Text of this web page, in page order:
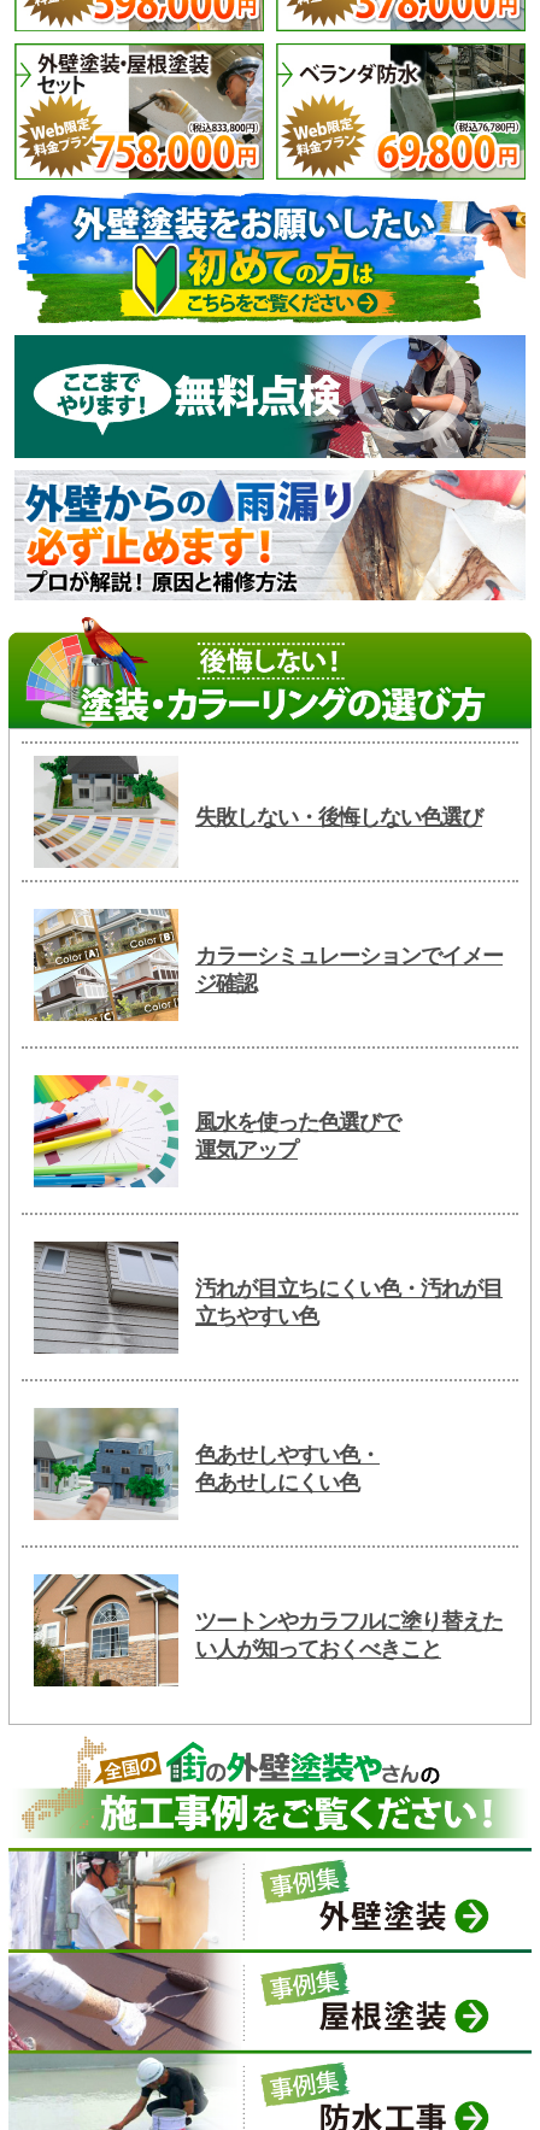
失敗しない・後悔しない色選び
カラーシミュレーションでイメー
ジ確認
風水を使った色選びで
運気アップ
汚れが目立ちにくい色・汚れが目
立ちやすい色
色あせしやすい色・
色あせしにくい色
ツートンやカラフルに塗り替えた
い人が知っておくべきこと